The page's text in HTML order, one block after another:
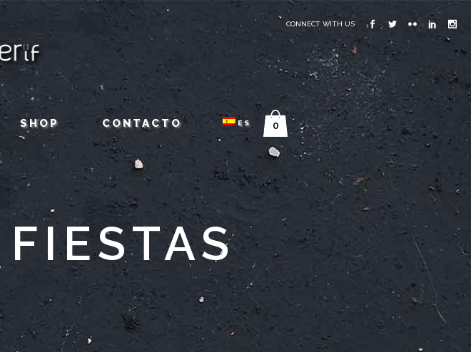
CONNECT WITH US
SHOP CONTACTO ES 0